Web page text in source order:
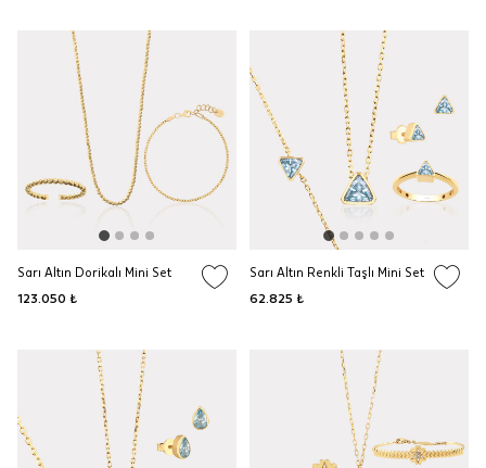
Sarı Altın Dorikalı Mini Set
123.050 ₺
Sarı Altın Renkli Taşlı Mini Set
62.825 ₺